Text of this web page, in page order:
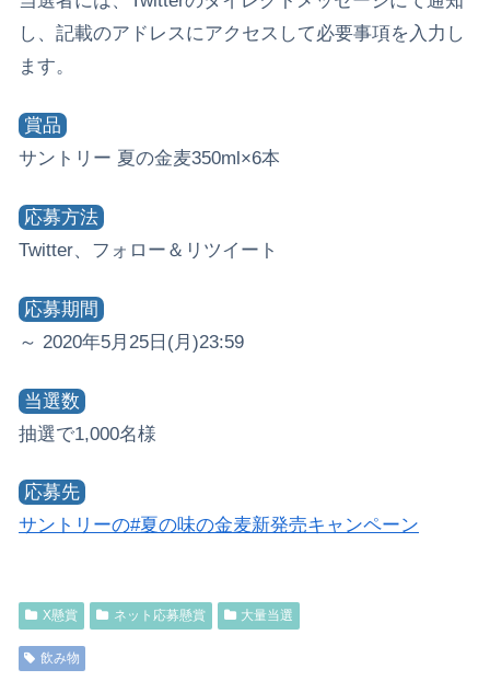
し、記載のアドレスにアクセスして必要事項を入力し
ます。
賞品
サントリー 夏の金麦350ml×6本
応募方法
Twitter、フォロー＆リツイート
応募期間
～ 2020年5月25日(月)23:59
当選数
抽選で1,000名様
応募先
サントリーの#夏の味の金麦新発売キャンペーン
X懸賞 ネット応募懸賞 大量当選
飲み物